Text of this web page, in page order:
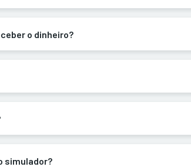
o dinheiro?
simulador?